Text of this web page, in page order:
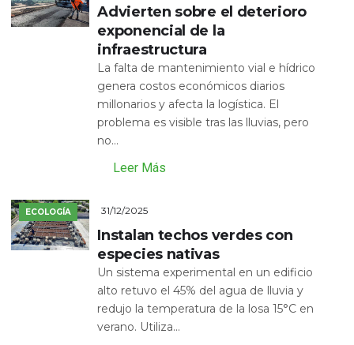
Advierten sobre el deterioro
exponencial de la
infraestructura
La falta de mantenimiento vial e hídrico
genera costos económicos diarios
millonarios y afecta la logística. El
problema es visible tras las lluvias, pero
no...
Leer Más
ECOLOGÍA 31/12/2025
Instalan techos verdes con
especies nativas
Un sistema experimental en un edificio
alto retuvo el 45% del agua de lluvia y
redujo la temperatura de la losa 15°C en
verano. Utiliza...